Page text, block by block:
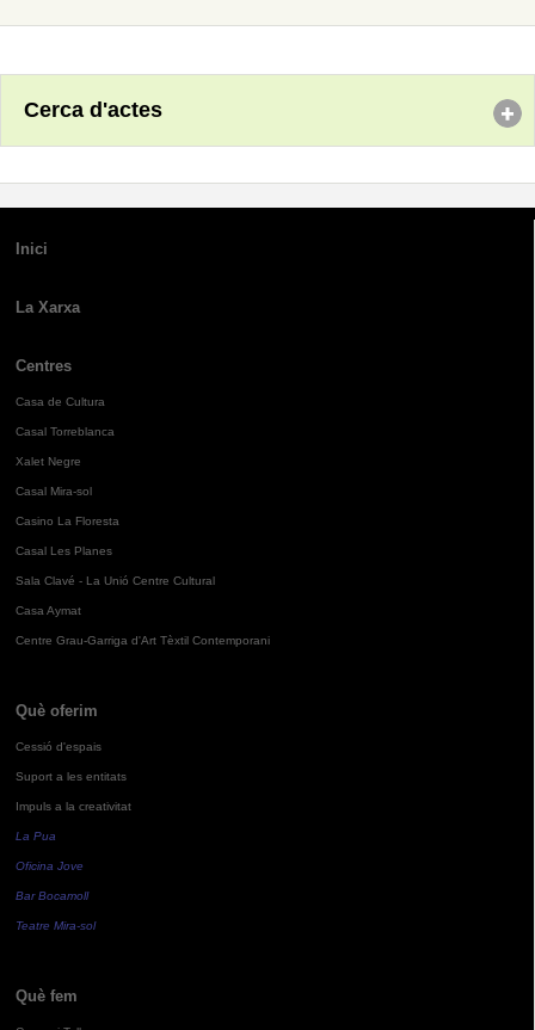
Cerca d'actes
Inici
La Xarxa
Centres
Casa de Cultura
Casal Torreblanca
Xalet Negre
Casal Mira-sol
Casino La Floresta
Casal Les Planes
Sala Clavé - La Unió Centre Cultural
Casa Aymat
Centre Grau-Garriga d'Art Tèxtil Contemporani
Què oferim
Cessió d'espais
Suport a les entitats
Impuls a la creativitat
La Pua
Oficina Jove
Bar Bocamoll
Teatre Mira-sol
Què fem